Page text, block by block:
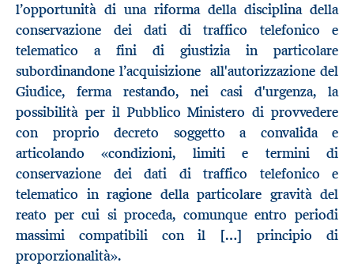
l’opportunità di una riforma della disciplina della
conservazione dei dati di traffico telefonico e
telematico a fini di giustizia in particolare
subordinandone l’acquisizione all'autorizzazione del
Giudice, ferma restando, nei casi d'urgenza, la
possibilità per il Pubblico Ministero di provvedere
con proprio decreto soggetto a convalida e
articolando «condizioni, limiti e termini di
conservazione dei dati di traffico telefonico e
telematico in ragione della particolare gravità del
reato per cui si proceda, comunque entro periodi
massimi compatibili con il […] principio di
proporzionalità».